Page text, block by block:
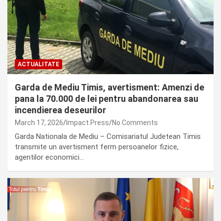
ACTUALITATE
Garda de Mediu Timis, avertisment: Amenzi de
pana la 70.000 de lei pentru abandonarea sau
incendierea deseurilor
March 17, 2026 Impact Press No Comments
Garda Nationala de Mediu – Comisariatul Judetean Timis
transmite un avertisment ferm persoanelor fizice,
agentilor economici…